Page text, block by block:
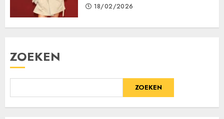
18/02/2026
ZOEKEN
ZOEKEN